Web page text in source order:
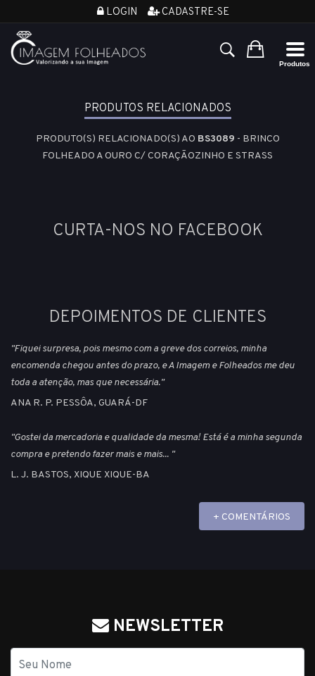
LOGIN CADASTRE-SE
PRODUTOS RELACIONADOS
PRODUTO(S) RELACIONADO(S) AO BS3089 - BRINCO
FOLHEADO A OURO C/ CORAÇÃOZINHO E STRASS
CURTA-NOS NO FACEBOOK
DEPOIMENTOS DE CLIENTES
"Fiquei surpresa, pois mesmo com a greve dos correios, minha
encomenda chegou antes do prazo, e A Imagem e Folheados me deu
toda a atenção, mas que necessária."
ANA R. P. PESSÔA, GUARÁ-DF
"Gostei da mercadoria e qualidade da mesma! Está é a minha segunda
compra e pretendo fazer mais e mais... "
L. J. BASTOS, XIQUE XIQUE-BA
+ COMENTÁRIOS
NEWSLETTER